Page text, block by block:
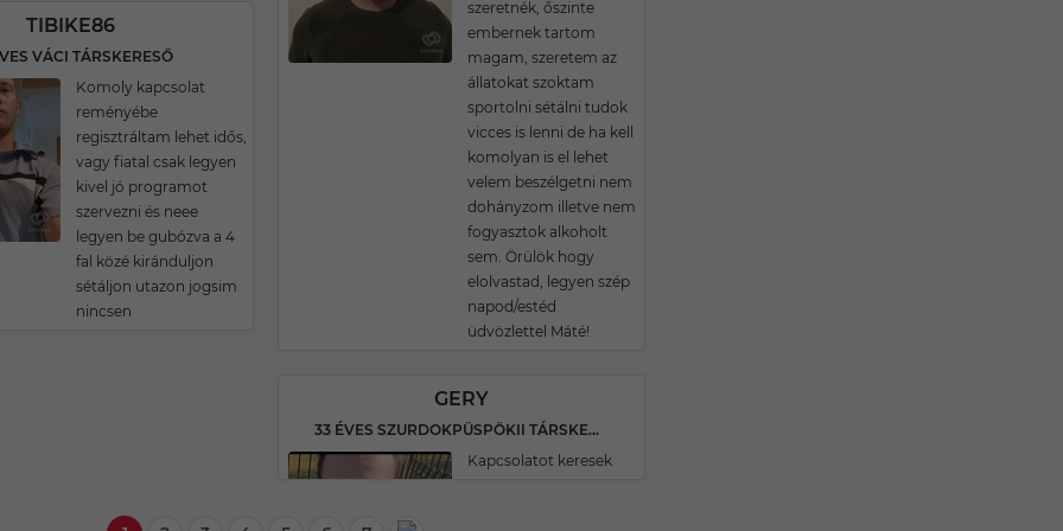
TIBIKE86
VÁCI TÁRSKERESŐ
Komoly kapcsolat
reményébe
regisztráltam lehet idős,
vagy fiatal csak legyen
kivel jó programot
szervezni és neee
legyen be gubózva a 4
fal közé kiránduljon
sétáljon utazon jogsim
nincsen
szeretnék, őszinte
embernek tartom
magam, szeretem az
állatokat szoktam
sportolni sétálni tudok
vicces is lenni de ha kell
komolyan is el lehet
velem beszélgetni nem
dohányzom illetve nem
fogyasztok alkoholt
sem. Örülök hogy
elolvastad, legyen szép
napod/estéd
üdvözlettel Máté!
GERY
33 ÉVES SZURDOKPÜSPÖKII TÁRSKERESŐ
Kapcsolatot keresek